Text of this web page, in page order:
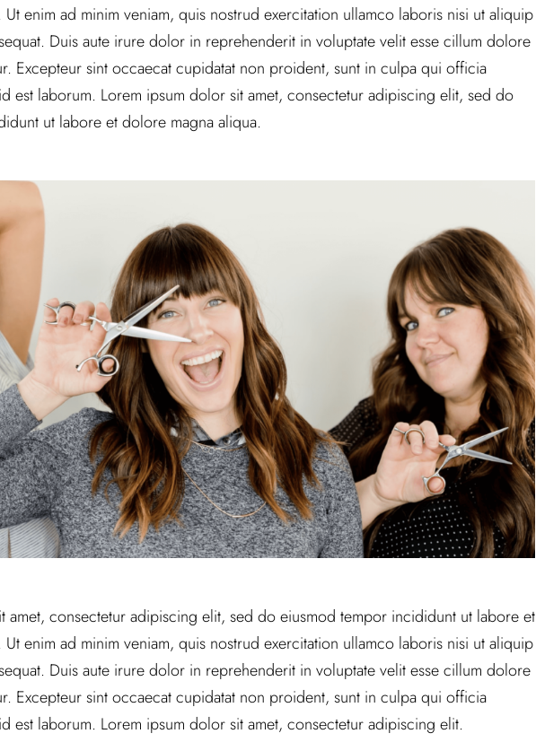
enim ad minim veniam, quis nostrud exercitation ullamco laboris nisi ut aliquip
Duis aute irure dolor in reprehenderit in voluptate velit esse cillum dolore
Excepteur sint occaecat cupidatat non proident, sunt in culpa qui officia
est laborum. Lorem ipsum dolor sit amet, consectetur adipiscing elit, sed do
ut labore et dolore magna aliqua.
amet, consectetur adipiscing elit, sed do eiusmod tempor incididunt ut labore et
enim ad minim veniam, quis nostrud exercitation ullamco laboris nisi ut aliquip
Duis aute irure dolor in reprehenderit in voluptate velit esse cillum dolore
Excepteur sint occaecat cupidatat non proident, sunt in culpa qui officia
est laborum. Lorem ipsum dolor sit amet, consectetur adipiscing elit.